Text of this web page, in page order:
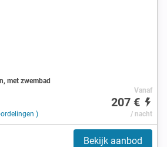
met zwembad
)
Vanaf
207 €
/ nacht
Bekijk aanbod